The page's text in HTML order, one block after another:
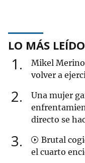
LO MÁS LEÍDO
1
Mikel Merino
volver a
2
Una mujer
directo se
3
Brutal
el cuarto